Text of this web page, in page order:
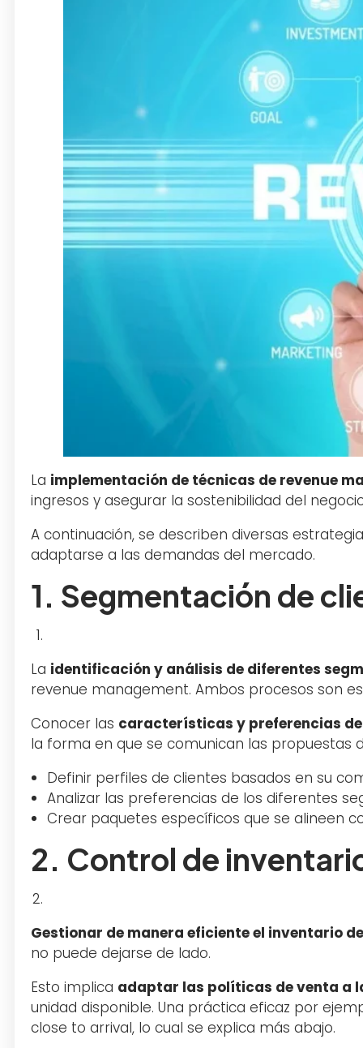
La implementación de técnicas de revenue
ingresos y asegurar la sostenibilidad del
A continuación, se describen diversas
adaptarse a las demandas del mercado.
1. Segmentación de
La identificación y análisis de diferentes
revenue management. Ambos procesos son
Conocer las características y preferencias
la forma en que se comunican las propuestas
Definir perfiles de clientes basados en su
Analizar las preferencias de los diferentes
Crear paquetes específicos que se alineen
2. Control de
Gestionar de manera eficiente el inventario
no puede dejarse de lado.
Esto implica adaptar las políticas de venta a
unidad disponible. Una práctica eficaz por
close to arrival, lo cual se explica más abajo.